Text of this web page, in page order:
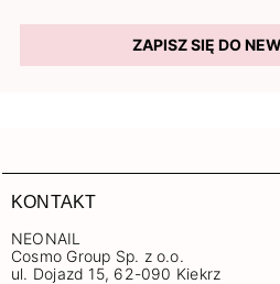
ZAPISZ SIĘ DO
KONTAKT
NEONAIL
Cosmo Group Sp. z o.o.
ul. Dojazd 15, 62-090 Kiekrz